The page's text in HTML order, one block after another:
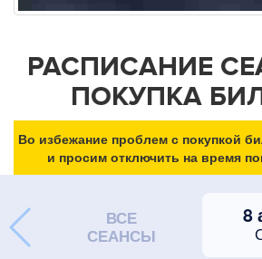
РАСПИСАНИЕ
ПОКУПКА
Во избежание проблем с покупкой
и просим отключить на время
ВСЕ
СЕАНСЫ
8